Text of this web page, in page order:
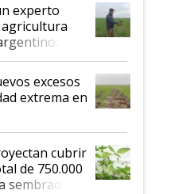
experto
excesos
extrema en
cubrir
de 750.000